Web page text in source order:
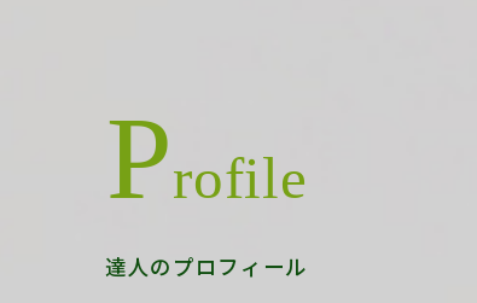
Profile
達人のプロフィール